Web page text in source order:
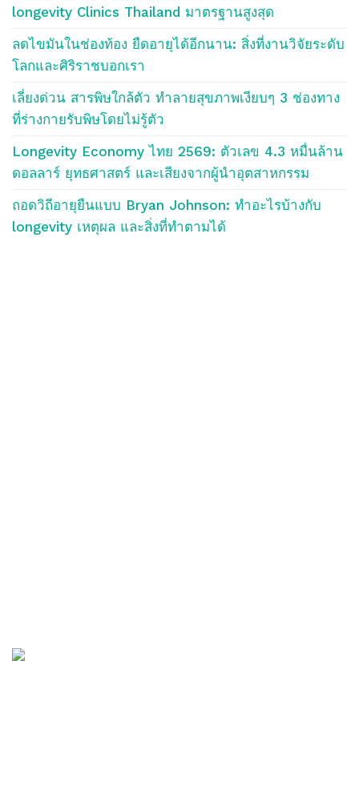
longevity Clinics Thailand มาตรฐานสูงสุด
ลดไขมันในช่องท้อง ยืดอายุได้อีกนาน: สิ่งที่งานวิจัยระดับ
โลกและศิริราชบอกเรา
เลี่ยงด่วน สารพิษใกล้ตัว ทำลายสุขภาพเงียบๆ 3 ช่องทาง
ที่ร่างกายรับพิษโดยไม่รู้ตัว
Longevity Economy ไทย 2569: ตัวเลข 4.3 หมื่นล้าน
ดอลลาร์ ยุทธศาสตร์ และเสียงจากผู้นำอุตสาหกรรม
ถอดวิถีอายุยืนแบบ Bryan Johnson: ทำอะไรบ้างกับ
longevity เหตุผล และสิ่งที่ทำตามได้